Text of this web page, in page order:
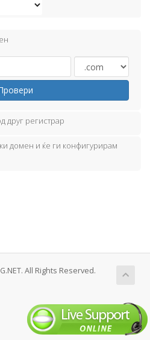
друг регистрар
домен и ќе ги конфигурирам
All Rights Reserved.